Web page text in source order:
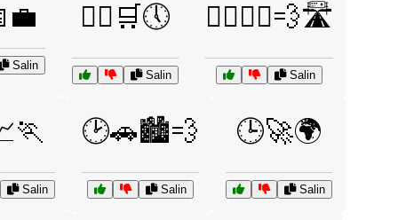
Salin
🏃‍♀️🛒🕔
Salin
🏃‍♂️🏃‍♀️💨🛣️
Salin
Salin
🕑🚗🏙️💨
Salin
🕒🚀🌍
Salin